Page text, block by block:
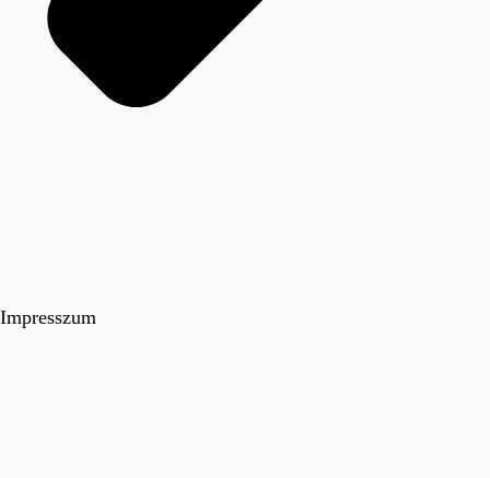
Impresszum